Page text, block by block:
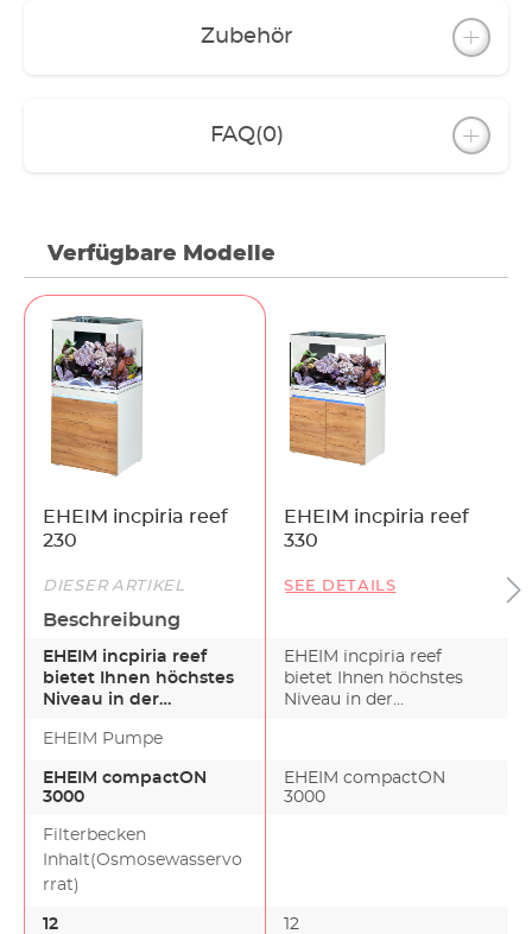
Zubehör
FAQ(0)
Verfügbare Modelle
EHEIM incpiria reef
230
EHEIM incpiria reef
330
DIESER ARTIKEL SEE DETAILS
Beschreibung
EHEIM incpiria reef
bietet Ihnen höchstes
Niveau in der
Nur d…
EHEIM incpiria reef
bietet Ihnen höchstes
Niveau in der
EHEIM Pumpe
EHEIM compactON
3000
EHEIM compactON
3000
Filterbecken
Inhalt(Osmosewasservo
rrat)
12 12